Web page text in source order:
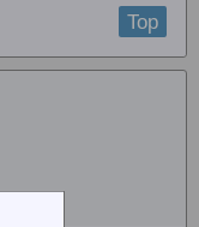
Top